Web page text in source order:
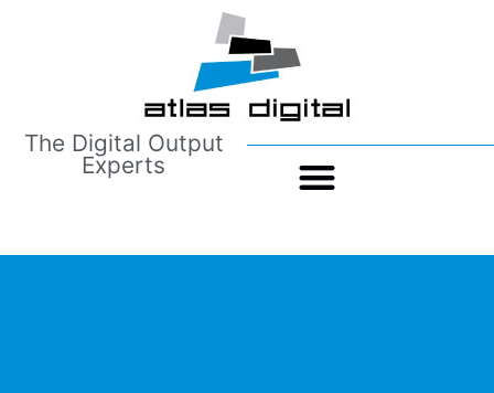
The Digital Output
Experts